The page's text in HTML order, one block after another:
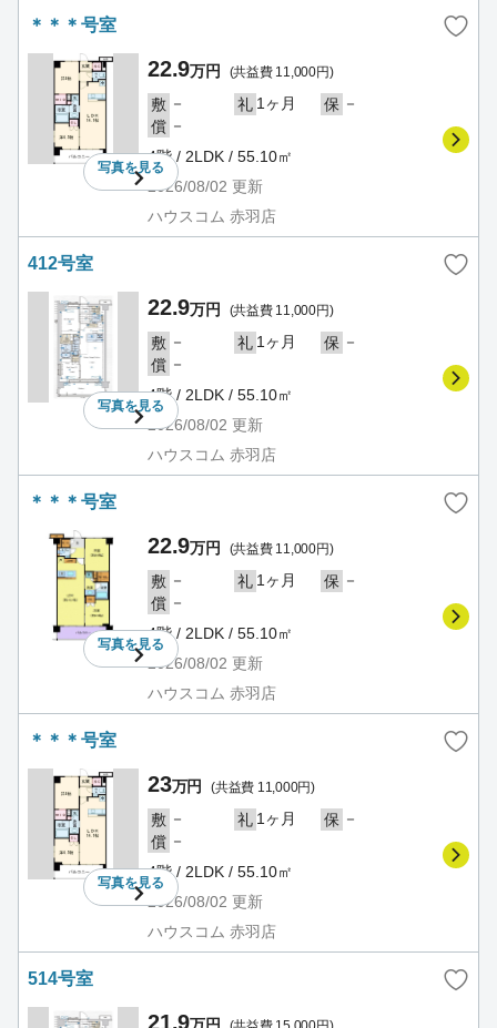
＊＊＊号室
写真を見る
22.9万円 (共益費 11,000円)
敷 － 礼 1ヶ月 保 －
償 －
4階 / 2LDK / 55.10㎡
2026/08/02 更新
ハウスコム 赤羽店
412号室
写真を見る
22.9万円 (共益費 11,000円)
敷 － 礼 1ヶ月 保 －
償 －
4階 / 2LDK / 55.10㎡
2026/08/02 更新
ハウスコム 赤羽店
＊＊＊号室
写真を見る
22.9万円 (共益費 11,000円)
敷 － 礼 1ヶ月 保 －
償 －
4階 / 2LDK / 55.10㎡
2026/08/02 更新
ハウスコム 赤羽店
＊＊＊号室
写真を見る
23万円 (共益費 11,000円)
敷 － 礼 1ヶ月 保 －
償 －
4階 / 2LDK / 55.10㎡
2026/08/02 更新
ハウスコム 赤羽店
514号室
21.9万円